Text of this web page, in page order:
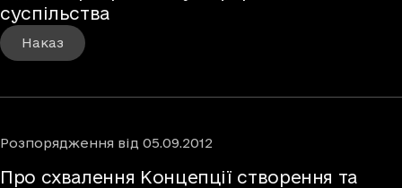
суспільства
Наказ
Розпорядження від 05.09.2012
Про схвалення Концепції створення та